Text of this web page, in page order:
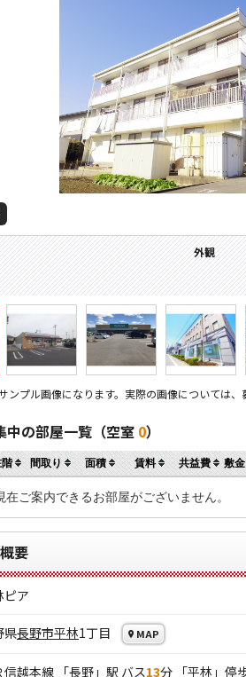
外観
周辺施設：コンビ
周辺施設：スーパ
周辺施設：銀行
周辺施設：警察署・
周辺施設：中学校
プル画像になります。実際の画像については、
中の部屋一覧（空室 0）
階 間取り 面積 賃料 共益費 敷
在ご案内できるお部屋がございません。
要
ピア
県長野市平林1丁目 MAP
信越本線 「長野 」駅 バス13分 「平林」停